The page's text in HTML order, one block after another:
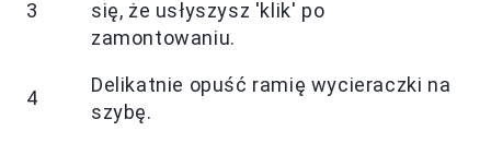
3
się, że usłyszysz 'klik' po
zamontowaniu.
4
Delikatnie opuść ramię wycieraczki na
szybę.